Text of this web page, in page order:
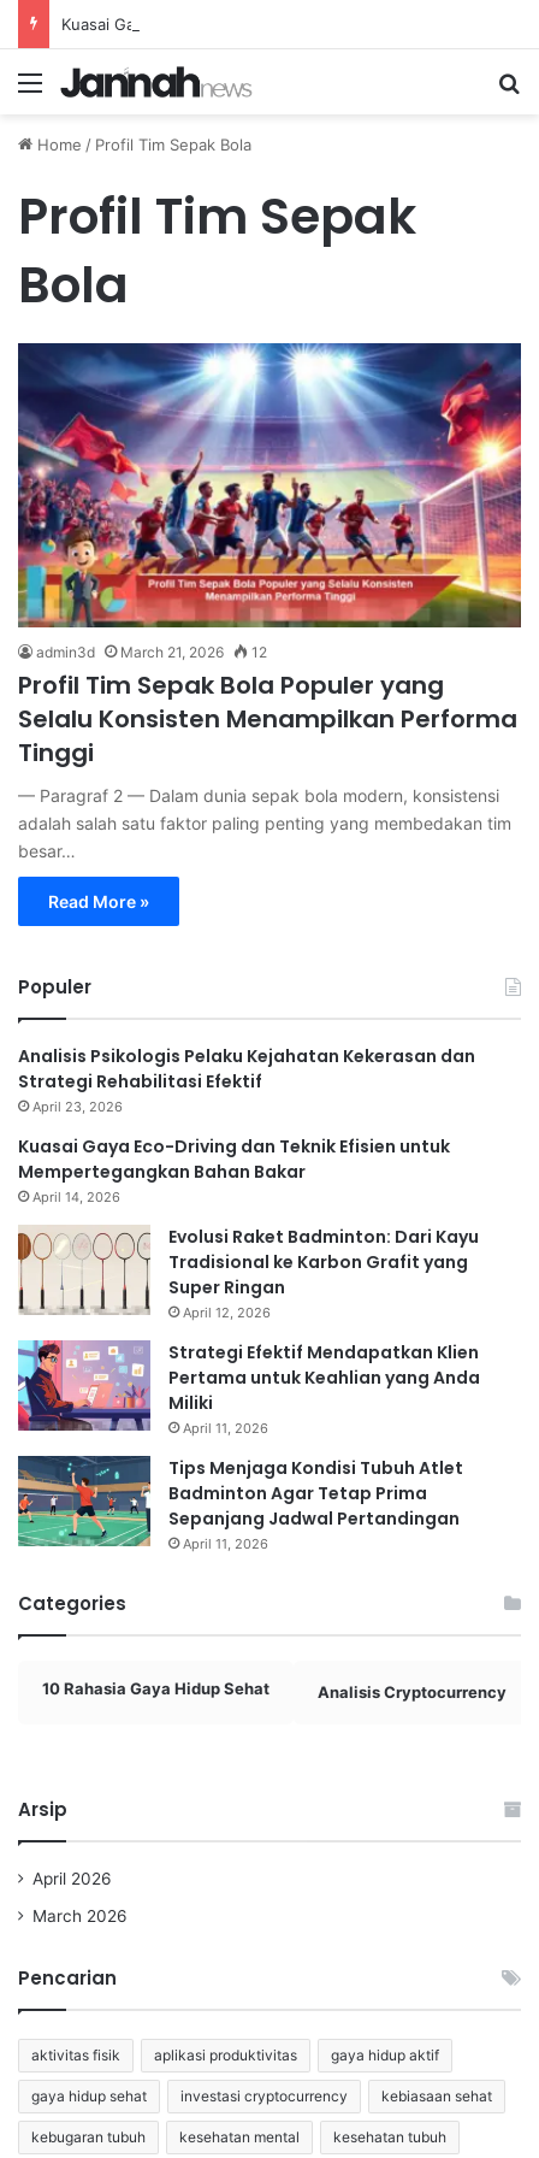
Menu
Home / Profil Tim Sepak Bola
Profil Tim Sepak
Bola
admin3d March 21, 2026 12
Profil Tim Sepak Bola Populer yang
Selalu Konsisten Menampilkan Performa
Tinggi
— Paragraf 2 — Dalam dunia sepak bola modern, konsistensi
adalah salah satu faktor paling penting yang membedakan tim
besar…
Read More »
Populer
Analisis Psikologis Pelaku Kejahatan Kekerasan dan
Strategi Rehabilitasi Efektif
April 23, 2026
Kuasai Gaya Eco-Driving dan Teknik Efisien untuk
Mempertegangkan Bahan Bakar
April 14, 2026
Evolusi Raket Badminton: Dari Kayu
Tradisional ke Karbon Grafit yang
Super Ringan
April 12, 2026
Strategi Efektif Mendapatkan Klien
Pertama untuk Keahlian yang Anda
Miliki
April 11, 2026
Tips Menjaga Kondisi Tubuh Atlet
Badminton Agar Tetap Prima
Sepanjang Jadwal Pertandingan
April 11, 2026
Categories
10 Rahasia Gaya Hidup Sehat Analisis Cryptocurrency
Arsip
April 2026
March 2026
Pencarian
aktivitas fisik aplikasi produktivitas gaya hidup aktif
gaya hidup sehat investasi cryptocurrency kebiasaan sehat
kebugaran tubuh kesehatan mental kesehatan tubuh